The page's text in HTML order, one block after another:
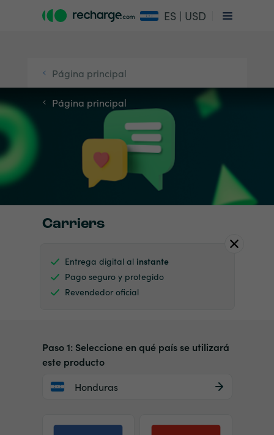
ES | USD
Página principal
Página principal
Carriers
Entrega digital al instante
Pago seguro y protegido
Revendedor oficial
Paso 1: Seleccione en qué país se utilizará
este producto
Honduras